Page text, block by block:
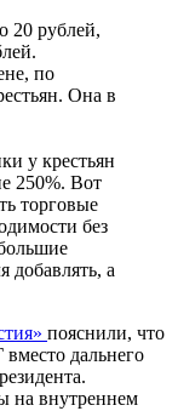
20 рублей,
по
Она в
у крестьян
250%. Вот
торговые
без
добавлять, а
пояснили, что
дальнего
на внутреннем